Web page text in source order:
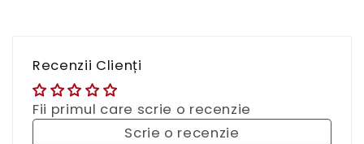
Recenzii Clienți
Fii primul care scrie o recenzie
Scrie o recenzie